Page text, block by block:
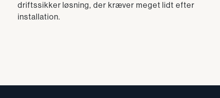
driftssikker løsning, der kræver meget lidt efter
installation.